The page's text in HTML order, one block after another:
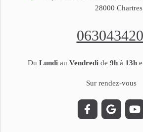
28000 Chartres
Du Lundiau Vendredide 9hà 13h
Sur rendez-vous